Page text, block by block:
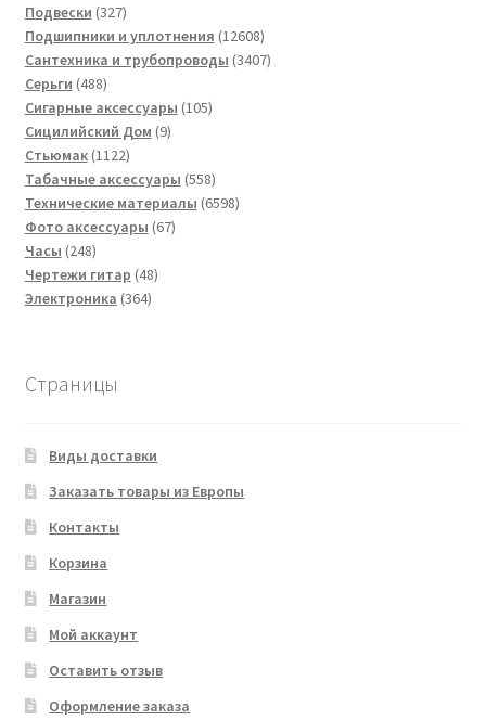
товаров
Подвески 327327
товаров
Подшипники и уплотнения 1260812608
товаров
Сантехника и трубопроводы 34073407
Серьги 488488
товаров
Сигарные аксессуары 105105
Сицилийский Дом 99
Стьюмак 11221122
товара
Табачные аксессуары 558558
товаров
Технические материалы 65986598
Фото аксессуары 6767
Часы 248248
товаров
Чертежи гитар 4848
Электроника 364364
Страницы
Виды доставки
Заказать товары из Европы
Контакты
Корзина
Магазин
Мой аккаунт
Оставить отзыв
Оформление заказа